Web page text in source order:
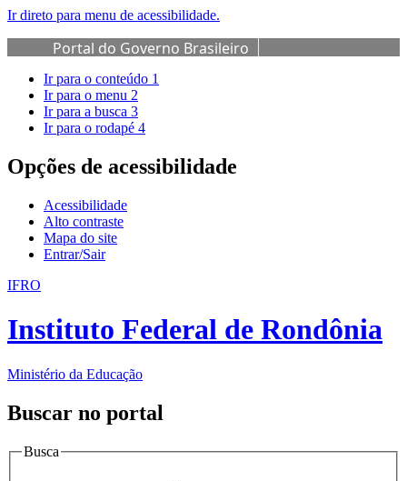
Ir direto para menu de acessibilidade.
Portal do Governo Brasileiro
Ir para o conteúdo 1
Ir para o menu 2
Ir para a busca 3
Ir para o rodapé 4
Opções de acessibilidade
Acessibilidade
Alto contraste
Mapa do site
Entrar/Sair
IFRO
Instituto Federal de Rondônia
Ministério da Educação
Buscar no portal
Busca